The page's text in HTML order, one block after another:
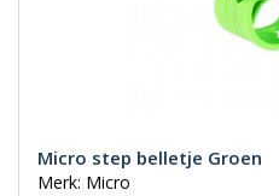
Micro step belletje Groen
Merk: Micro